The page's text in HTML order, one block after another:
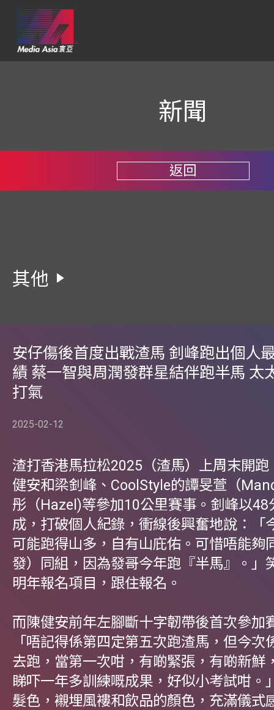
新聞
返回
其他
安仔傷後首度出戰渣馬 釗峰跑出個人
績 蔡一智與周潤發群星結伴跑半馬 太
打氣
2025-02-12
渣打香港馬拉松2025（渣馬）上周末開
健安和梁釗峰、CoolStyle的譚旻萱（
彤（Hazel)等參加10公里賽事。釗峰以48
成，打破個人紀錄，衝線後興奮地說：「
可能跑得山多，自有山庇佑。可惜唔能夠
發）同組，因為發哥今年跑『半馬』。」
明年報名項目，跟住報名。
而陳健安前年左腳斷十字韌帶後首次參加
「唔記得係第四定第五次跑渣馬，但今次
去跑，當第一次咁，有啲緊張，有啲新鮮
睇吓一年多訓練嘅成果，好似小考試咁。
髮色，襯埋風褸和飲品的顏色，充滿儀式